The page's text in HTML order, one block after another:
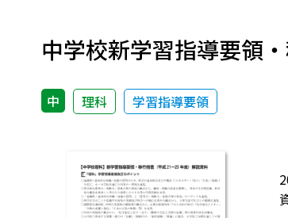
中学校新学習指導要領
中 理科 学習指導要領